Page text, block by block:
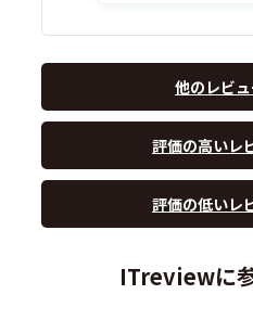
他のレビ
評価の高いレ
評価の低いレ
ITreviewに